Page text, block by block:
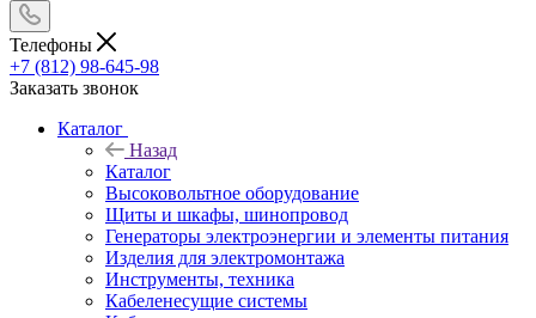
Телефоны
+7 (812) 98-645-98
Заказать звонок
Каталог
Назад
Каталог
Высоковольтное оборудование
Щиты и шкафы, шинопровод
Генераторы электроэнергии и элементы питания
Изделия для электромонтажа
Инструменты, техника
Кабеленесущие системы